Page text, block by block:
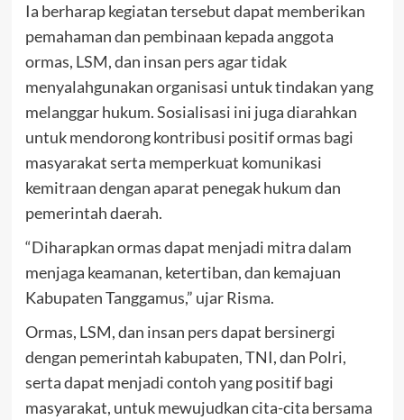
Ia berharap kegiatan tersebut dapat memberikan
pemahaman dan pembinaan kepada anggota
ormas, LSM, dan insan pers agar tidak
menyalahgunakan organisasi untuk tindakan yang
melanggar hukum. Sosialisasi ini juga diarahkan
untuk mendorong kontribusi positif ormas bagi
masyarakat serta memperkuat komunikasi
kemitraan dengan aparat penegak hukum dan
pemerintah daerah.
“Diharapkan ormas dapat menjadi mitra dalam
menjaga keamanan, ketertiban, dan kemajuan
Kabupaten Tanggamus,” ujar Risma.
Ormas, LSM, dan insan pers dapat bersinergi
dengan pemerintah kabupaten, TNI, dan Polri,
serta dapat menjadi contoh yang positif bagi
masyarakat, untuk mewujudkan cita-cita bersama